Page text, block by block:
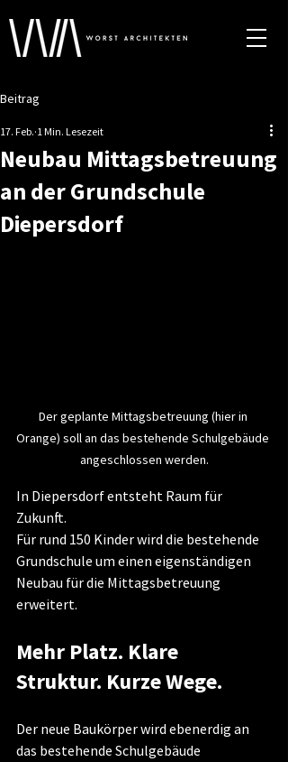
Beitrag
Neubau Mittagsbetreuung
an der Grundschule
Diepersdorf
17. Feb. 1 Min. Lesezeit
Der geplante Mittagsbetreuung (hier in
Orange) soll an das bestehende Schulgebäude
angeschlossen werden.
In Diepersdorf entsteht Raum für
Zukunft.
Für rund 150 Kinder wird die bestehende
Grundschule um einen eigenständigen
Neubau für die Mittagsbetreuung
erweitert.
Mehr Platz. Klare
Struktur. Kurze Wege.
Der neue Baukörper wird ebenerdig an
das bestehende Schulgebäude